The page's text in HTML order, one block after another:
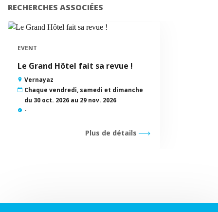
RECHERCHES ASSOCIÉES
EVENT
Le Grand Hôtel fait sa revue !
Vernayaz
Chaque vendredi, samedi et dimanche
du 30 oct. 2026 au 29 nov. 2026
-
Plus de détails